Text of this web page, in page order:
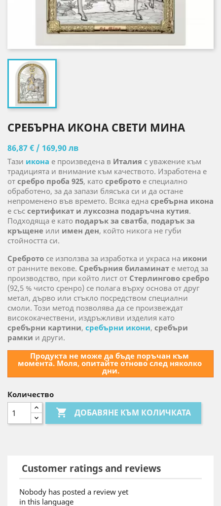
СРЕБЪРНА ИКОНА СВЕТИ МИНА
86,87 € / 169,90 лв
Тази икона е произведена в Италия с уважение към
традицията и внимание към качеството. Изработена е
от сребро проба 925, като среброто е специално
обработено, за да запази блясъка си и да остане
непроменено във времето. Всяка една сребърна икона
е със сертификат и луксозна подаръчна кутия.
Подходяща е като подарък за сватба, подарък за
кръщене или имен ден, който никога не губи
стойността си.
Среброто се използва за изработка и украса на икони
от ранните векове. Сребърния биламинат е метод за
производство, при който лист от Стерлингово сребро
(92,5 % чисто сренро) се полага върху основа от друг
метал, дърво или стъкло посредством специални
смоли. Този метод позволява да се произвеждат
висококачествени, издръжливи изделия като
сребърни картини, сребърни икони, сребъри
рамки и други.
Продукта не може да бъде поръчан към
момента. Моля, опитайте отново след няколко
дни.
Количество
 ДОБАВЯНЕ КЪМ КОЛИЧКАТА
Customer ratings and reviews
Nobody has posted a review yet
in this language